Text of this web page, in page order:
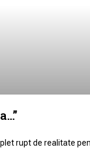
rupt de realitate